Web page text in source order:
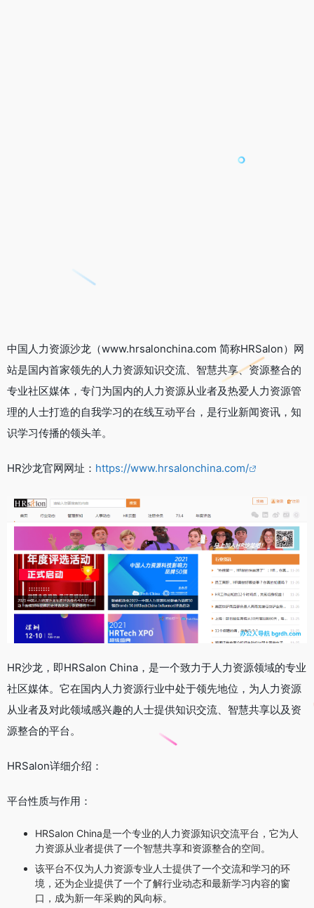
中国人力资源沙龙（www.hrsalonchina.com 简称HRSalon）网
站是国内首家领先的人力资源知识交流、智慧共享、资源整合的
专业社区媒体，专门为国内的人力资源从业者及热爱人力资源管
理的人士打造的自我学习的在线互动平台，是行业新闻资讯，知
识学习传播的领头羊。
HR沙龙官网网址： https://www.hrsalonchina.com/
HR沙龙，即HRSalon China，是一个致力于人力资源领域的专业
社区媒体。它在国内人力资源行业中处于领先地位，为人力资源
从业者及对此领域感兴趣的人士提供知识交流、智慧共享以及资
源整合的平台。
HRSalon详细介绍：
平台性质与作用：
HRSalon China是一个专业的人力资源知识交流平台，它为人
力资源从业者提供了一个智慧共享和资源整合的空间。
该平台不仅为人力资源专业人士提供了一个交流和学习的环
境，还为企业提供了一个了解行业动态和最新学习内容的窗
口，成为新一年采购的风向标。